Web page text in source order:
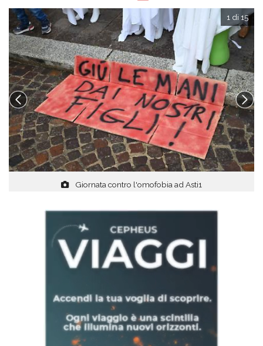
Giornata contro l'omofobia ad Asti1
1 di 15